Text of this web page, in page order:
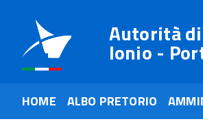
Autorità
Ionio -
HOME ALBO PRETORIO